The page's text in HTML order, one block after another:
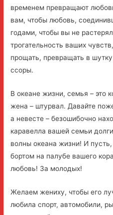
временем превращают
вам, чтобы любовь,
годами, чтобы вы не
трогательность ваших
прощать, превращать в
ссоры.
В океане жизни, семья – это
жена – штурвал. Давайте
а невесте – безошибочно
каравелла вашей семьи
волны океана жизни! И
бортом на палубе вашего
любовь! За молодых!
Желаем жениху, чтобы его
любила спорт, автомобили,